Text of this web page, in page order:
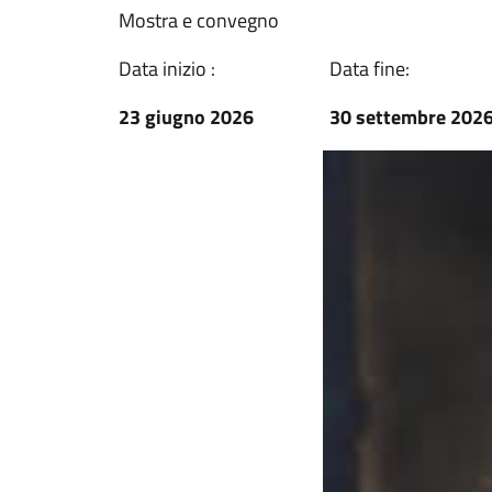
Mostra e convegno
Data inizio :
23 giugno 2026
Data fine:
30 settembre